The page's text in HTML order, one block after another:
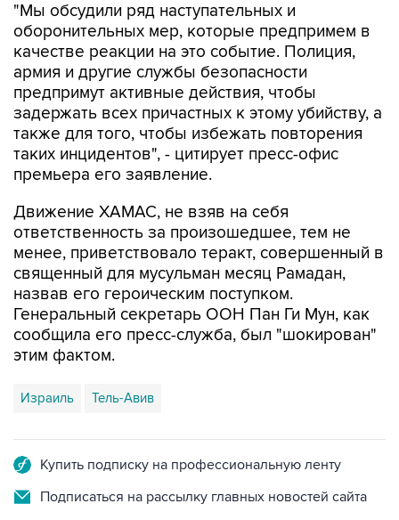
"Мы обсудили ряд наступательных и
оборонительных мер, которые предпримем в
качестве реакции на это событие. Полиция,
армия и другие службы безопасности
предпримут активные действия, чтобы
задержать всех причастных к этому убийству, а
также для того, чтобы избежать повторения
таких инцидентов", - цитирует пресс-офис
премьера его заявление.
Движение ХАМАС, не взяв на себя
ответственность за произошедшее, тем не
менее, приветствовало теракт, совершенный в
священный для мусульман месяц Рамадан,
назвав его героическим поступком.
Генеральный секретарь ООН Пан Ги Мун, как
сообщила его пресс-служба, был "шокирован"
этим фактом.
Израиль Тель-Авив
Купить подписку на профессиональную ленту
Подписаться на рассылку главных новостей сайта